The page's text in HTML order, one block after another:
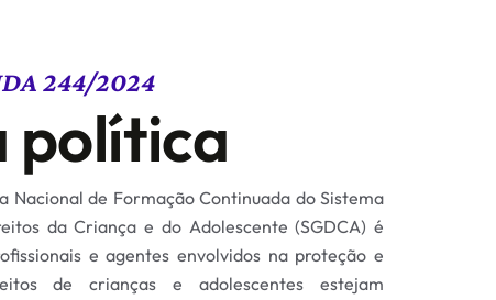
244/2024
política
Nacional de Formação Continuada do Sistema
da Criança e do Adolescente (SGDCA) é
e agentes envolvidos na proteção e
de crianças e adolescentes estejam